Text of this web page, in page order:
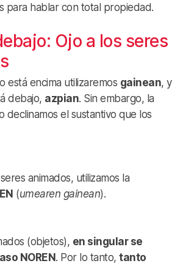
para hablar con total propiedad.
Ojo a los seres
está encima utilizaremos gainean, y
debajo, azpian. Sin embargo, la
declinamos el sustantivo que los
animados, utilizamos la
(umearen gainean).
(objetos), en singular se
NOREN. Por lo tanto, tanto